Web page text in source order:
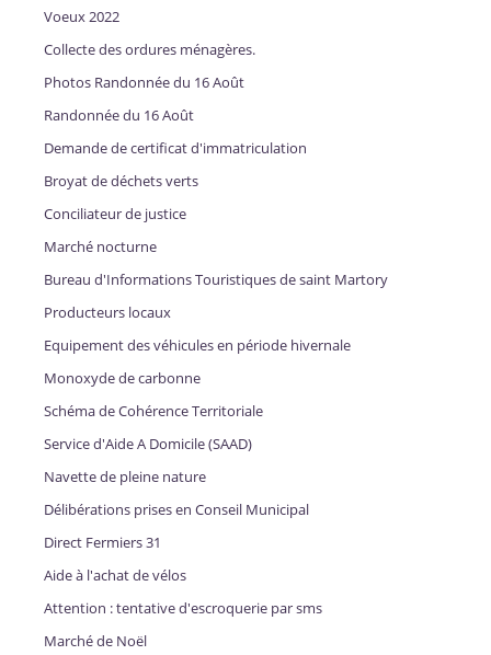
Voeux 2022
Collecte des ordures ménagères.
Photos Randonnée du 16 Août
Randonnée du 16 Août
Demande de certificat d'immatriculation
Broyat de déchets verts
Conciliateur de justice
Marché nocturne
Bureau d'Informations Touristiques de saint Martory
Producteurs locaux
Equipement des véhicules en période hivernale
Monoxyde de carbonne
Schéma de Cohérence Territoriale
Service d'Aide A Domicile (SAAD)
Navette de pleine nature
Délibérations prises en Conseil Municipal
Direct Fermiers 31
Aide à l'achat de vélos
Attention : tentative d'escroquerie par sms
Marché de Noël